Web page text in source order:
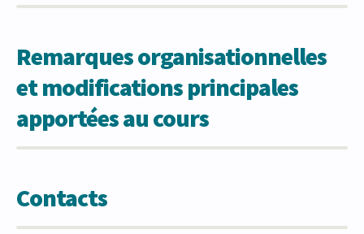
Remarques organisationnelles
et modifications principales
apportées au cours
Contacts